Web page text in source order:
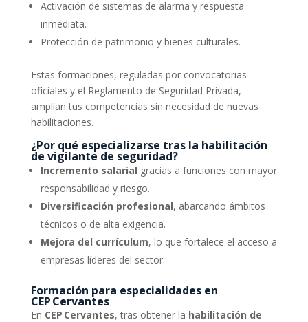
Activación de sistemas de alarma y respuesta
inmediata.
Protección de patrimonio y bienes culturales.
Estas formaciones, reguladas por convocatorias
oficiales y el Reglamento de Seguridad Privada,
amplían tus competencias sin necesidad de nuevas
habilitaciones.
¿Por qué especializarse tras la habilitación
de vigilante de seguridad?
Incremento salarial gracias a funciones con mayor
responsabilidad y riesgo.
Diversificación profesional, abarcando ámbitos
técnicos o de alta exigencia.
Mejora del currículum, lo que fortalece el acceso a
empresas líderes del sector.
Formación para especialidades en
CEP Cervantes
En CEP Cervantes, tras obtener la habilitación de